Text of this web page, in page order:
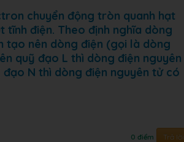
chuyển động tròn quanh hạt
điện. Theo định nghĩa dòng
tạo nên dòng điện (gọi là dòng
quỹ đạo L thì dòng điện nguyên
N thì dòng điện nguyên tử có
0 điểm Trả lời